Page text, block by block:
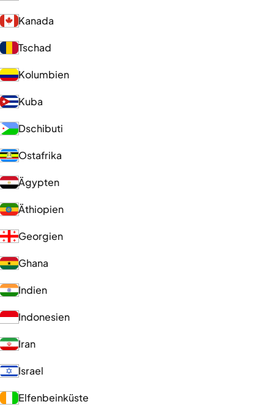
Kanada
Tschad
Kolumbien
Kuba
Dschibuti
Ostafrika
Ägypten
Äthiopien
Georgien
Ghana
Indien
Indonesien
Iran
Israel
Elfenbeinküste